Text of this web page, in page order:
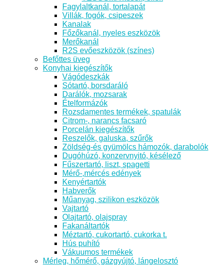
Fagylaltkanál, tortalapát
Villák, fogók, csipeszek
Kanalak
Főzőkanál, nyeles eszközök
Merőkanál
R2S evőeszközök (színes)
Befőttes üveg
Konyhai kiegészítők
Vágódeszkák
Sótartó, borsdaráló
Darálók, mozsarak
Ételformázók
Rozsdamentes termékek, spatulák
Citrom-, narancs facsaró
Porcelán kiegészítők
Reszelők, galuska, szűrők
Zöldség-és gyümölcs hámozók, darabolók
Dugóhúzó, konzervnyitó, késélező
Fűszertartó, liszt, spagetti
Mérő-,mércés edények
Kenyértartók
Habverők
Műanyag, szilikon eszközök
Vajtartó
Olajtartó, olajspray
Fakanáltartók
Méztartó, cukortartó, cukorka t.
Hús puhító
Vákuumos termékek
Mérleg, hőmérő, gázgyújtó, lángelosztó